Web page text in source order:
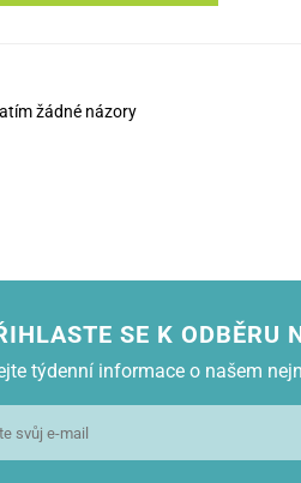
žádné názory
SE K ODBĚRU
týdenní informace o našem